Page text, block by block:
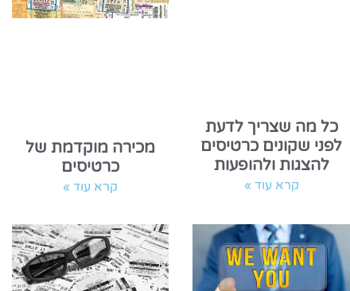
כל מה שצריך לדעת
לפני שקונים כרטיסים
להצגות ולהופעות
קרא עוד »
מכירה מוקדמת של
כרטיסים
קרא עוד »